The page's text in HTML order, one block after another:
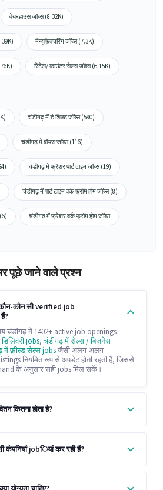
वेयरहाउस जॉब्स (8.32K)
मैन्युफैक्चरिंग जॉब्स (7.3K)
रिटेल/ काउंटर सेल्स जॉब्स (6.15K)
चंडीगढ़ में डे शिफ़्ट जॉब्स (590)
चंडीगढ़ में वॉयस जॉब्स (116)
चंडीगढ़ में फ्रेशर पार्ट टाइम जॉब्स (19)
चंडीगढ़ में पार्ट टाइम वर्क फ्रॉम होम जॉब्स (8)
चंडीगढ़ में फ्रेशर वर्क फ्रॉम होम जॉब्स
पूछे जाने वाले प्रश्न
कौन सी verified job
चंडीगढ़ में 1402+ active job openings
jobs,चंडीगढ़ में सेल्स / बिज़नेस
में फ़ील्ड सेल्स jobsजैसी अलग-अलग
नियमित रूप से अपडेट होती रहती हैं, जिससे
के अनुसार सही jobs मिल सकें।
कितना होता है?
कंपनियां jobियां कर रही हैं?